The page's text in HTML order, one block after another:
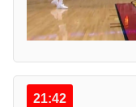
21:42